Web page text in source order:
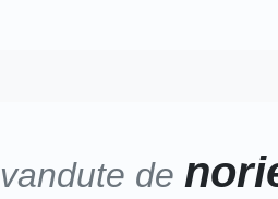
vandute de